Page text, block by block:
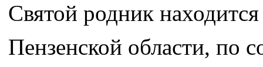
Святой родник
Пензенской области, по